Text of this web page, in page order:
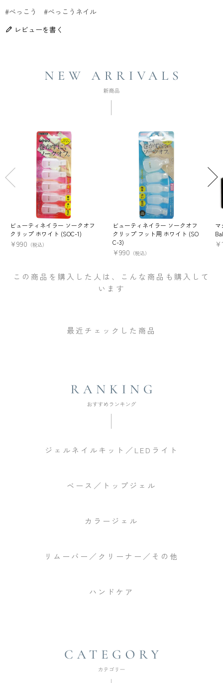
#べっこう #べっこうネイル
レビューを書く
ビューティネイラー ソークオフ
クリップ ホワイト (SOC-1)
¥990 （税込）
ビューティネイラー ソークオフ
クリップ フット用 ホワイト (SO
C-3)
¥990 （税込）
マ
¥
この商品を購入した人は、こんな商品も購入して
います
最近チェックした商品
ジェルネイルキット／LEDライト
ベース／トップジェル
カラージェル
リムーバー／クリーナー／その他
ハンドケア